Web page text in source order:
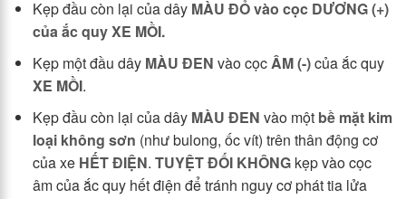
Kẹp đầu còn lại của dây MÀU ĐỎ vào cọc DƯƠNG (+)
của ắc quy XE MỒI.
Kẹp một đầu dây MÀU ĐEN vào cọcÂM (-)của ắc quy
XE MỒI.
Kẹp đầu còn lại của dây MÀU ĐEN vào một bề mặt kim
loại không sơn (như bulong, ốc vít) trên thân động cơ
của xe HẾT ĐIỆN. TUYỆT ĐỐI KHÔNGkẹp vào cọc
âm của ắc quy hết điện để tránh nguy cơ phát tia lửa